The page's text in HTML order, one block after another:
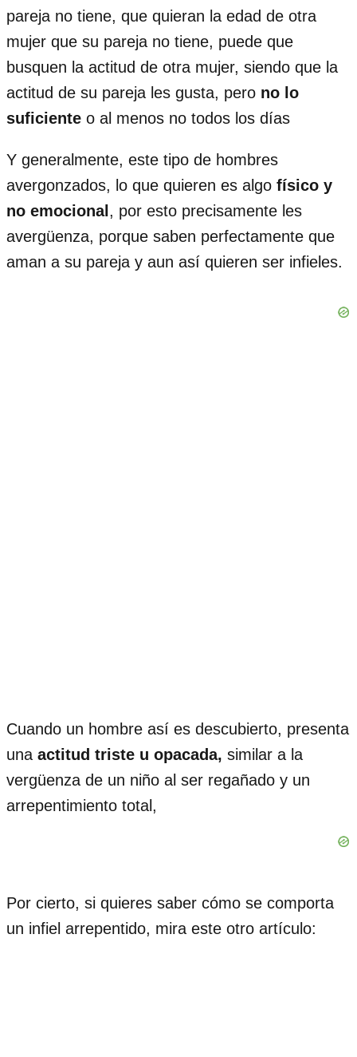
pareja no tiene, que quieran la edad de otra
mujer que su pareja no tiene, puede que
busquen la actitud de otra mujer, siendo que la
actitud de su pareja les gusta, pero no lo
suficiente o al menos no todos los días
Y generalmente, este tipo de hombres
avergonzados, lo que quieren es algo físico y
no emocional, por esto precisamente les
avergüenza, porque saben perfectamente que
aman a su pareja y aun así quieren ser infieles.
Cuando un hombre así es descubierto, presenta
una actitud triste u opacada, similar a la
vergüenza de un niño al ser regañado y un
arrepentimiento total,
Por cierto, si quieres saber cómo se comporta
un infiel arrepentido, mira este otro artículo: